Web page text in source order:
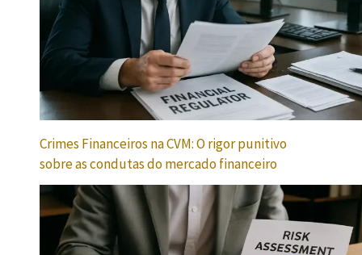
Crimes Financeiros na CVM: O rigor punitivo
sobre as condutas do mercado financeiro